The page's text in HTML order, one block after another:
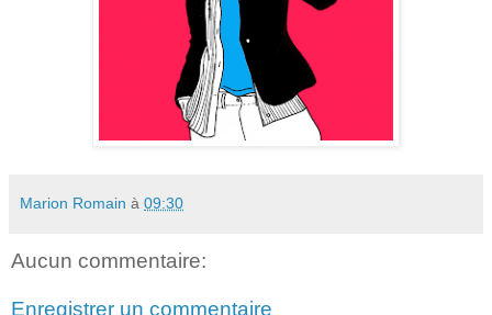
Marion Romain à 09:30
Aucun commentaire:
Enregistrer un commentaire